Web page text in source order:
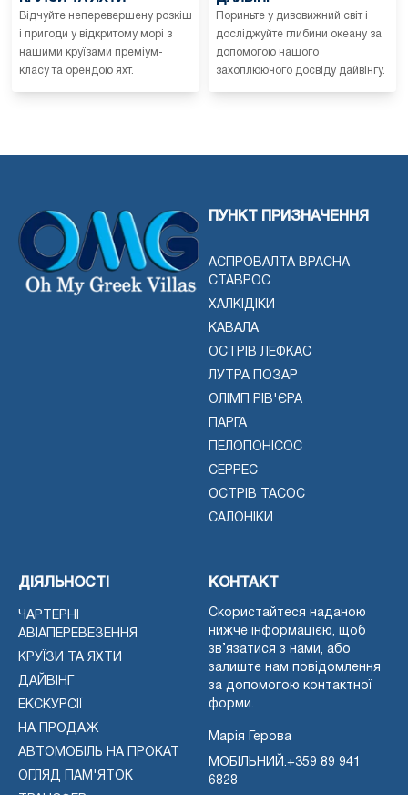
Відчуйте неперевершену розкіш
і пригоди у відкритому морі з
нашими круїзами преміум-
класу та орендою яхт.
Пориньте у дивовижний світ і
досліджуйте глибини океану за
допомогою нашого
захоплюючого досвіду дайвінгу.
ПУНКТ ПРИЗНАЧЕННЯ
АСПРОВАЛТА ВРАСНА
СТАВРОС
ХАЛКІДІКИ
КАВАЛА
ОСТРІВ ЛЕФКАС
ЛУТРА ПОЗАР
ОЛІМП РІВ'ЄРА
ПАРГА
ПЕЛОПОНІСОС
СЕРРЕС
ОСТРІВ ТАСОС
САЛОНІКИ
ДІЯЛЬНОСТІ
ЧАРТЕРНІ
АВІАПЕРЕВЕЗЕННЯ
КРУЇЗИ ТА ЯХТИ
ДАЙВІНГ
ЕКСКУРСІЇ
НА ПРОДАЖ
АВТОМОБІЛЬ НА ПРОКАТ
ОГЛЯД ПАМ'ЯТОК
КОНТАКТ
Скористайтеся наданою
нижче інформацією, щоб
зв’язатися з нами, або
залиште нам повідомлення
за допомогою контактної
форми.
Марія Герова
МОБІЛЬНИЙ:+359 89 941
6828